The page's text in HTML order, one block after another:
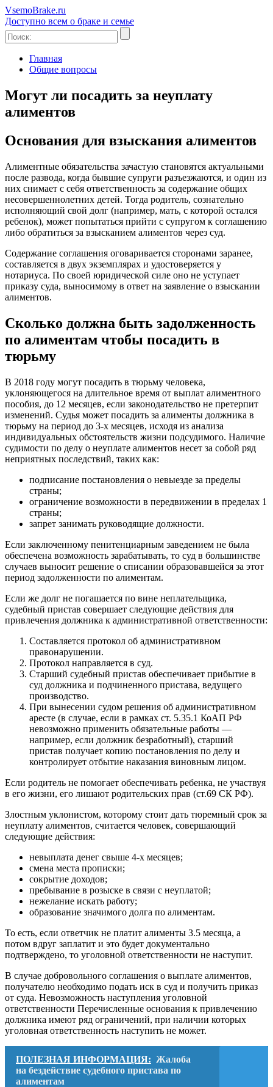
VsemoBrake.ru
Доступно всем о браке и семье
Главная
Общие вопросы
Могут ли посадить за неуплату
алиментов
Основания для взыскания алиментов
Алиментные обязательства зачастую становятся актуальными
после развода, когда бывшие супруги разъезжаются, и один из
них снимает с себя ответственность за содержание общих
несовершеннолетних детей. Тогда родитель, сознательно
исполняющий свой долг (например, мать, с которой остался
ребенок), может попытаться прийти с супругом к соглашению
либо обратиться за взысканием алиментов через суд.
Содержание соглашения оговаривается сторонами заранее,
составляется в двух экземплярах и удостоверяется у
нотариуса. По своей юридической силе оно не уступает
приказу суда, выносимому в ответ на заявление о взыскании
алиментов.
Сколько должна быть задолженность
по алиментам чтобы посадить в
тюрьму
В 2018 году могут посадить в тюрьму человека,
уклоняющегося на длительное время от выплат алиментного
пособия, до 12 месяцев, если законодательство не претерпит
изменений. Судья может посадить за алименты должника в
тюрьму на период до 3-х месяцев, исходя из анализа
индивидуальных обстоятельств жизни подсудимого. Наличие
судимости по делу о неуплате алиментов несет за собой ряд
неприятных последствий, таких как:
подписание постановления о невыезде за пределы
страны;
ограничение возможности в передвижении в пределах 1
страны;
запрет занимать руководящие должности.
Если заключенному пенитенциарным заведением не была
обеспечена возможность зарабатывать, то суд в большинстве
случаев выносит решение о списании образовавшейся за этот
период задолженности по алиментам.
Если же долг не погашается по вине неплательщика,
судебный пристав совершает следующие действия для
привлечения должника к административной ответственности:
Составляется протокол об административном
правонарушении.
Протокол направляется в суд.
Старший судебный пристав обеспечивает прибытие в
суд должника и подчиненного пристава, ведущего
производство.
При вынесении судом решения об административном
аресте (в случае, если в рамках ст. 5.35.1 КоАП РФ
невозможно применить обязательные работы —
например, если должник безработный), старший
пристав получает копию постановления по делу и
контролирует отбытие наказания виновным лицом.
Если родитель не помогает обеспечивать ребенка, не участвуя
в его жизни, его лишают родительских прав (ст.69 СК РФ).
Злостным уклонистом, которому стоит дать тюремный срок за
неуплату алиментов, считается человек, совершающий
следующие действия:
невыплата денег свыше 4-х месяцев;
смена места прописки;
сокрытие доходов;
пребывание в розыске в связи с неуплатой;
нежелание искать работу;
образование значимого долга по алиментам.
То есть, если ответчик не платит алименты 3.5 месяца, а
потом вдруг заплатит и это будет документально
подтверждено, то уголовной ответственности не наступит.
В случае добровольного соглашения о выплате алиментов,
получателю необходимо подать иск в суд и получить приказ
от суда. Невозможность наступления уголовной
ответственности Перечисленные основания к привлечению
должника имеют ряд ограничений, при наличии которых
уголовная ответственность наступить не может.
ПОЛЕЗНАЯ ИНФОРМАЦИЯ: Жалоба
на бездействие судебного пристава по
алиментам